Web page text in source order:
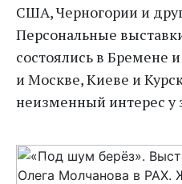
США, Черногории и
Персональные
состоялись в Бремене
и Москве, Киеве и
неизменный интерес у
Previous